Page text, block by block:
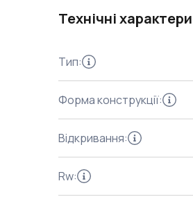
Технічні
Тип:
Форма конструкції:
Відкривання:
Rw: